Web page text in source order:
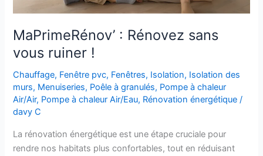
MaPrimeRénov’ : Rénovez sans
vous ruiner !​
Chauffage, Fenêtre pvc, Fenêtres, Isolation, Isolation des
murs, Menuiseries, Poêle à granulés, Pompe à chaleur
Air/Air, Pompe à chaleur Air/Eau, Rénovation énergétique /
davy C
La rénovation énergétique est une étape cruciale pour
rendre nos habitats plus confortables, tout en réduisant